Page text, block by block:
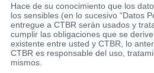
Hace de su conocimiento que los
los sensibles (en lo sucesivo “Datos
entregue a CTBR serán usados y
cumplir las obligaciones que se
existente entre usted y CTBR, lo
CTBR es responsable del uso,
mismos.